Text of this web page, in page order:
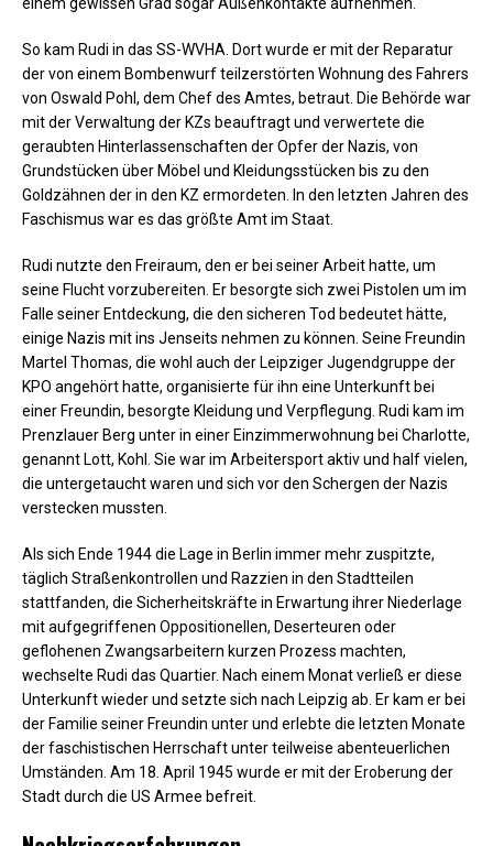
einem gewissen Grad sogar Außenkontakte aufnehmen.
So kam Rudi in das SS-WVHA. Dort wurde er mit der Reparatur
der von einem Bombenwurf teilzerstörten Wohnung des Fahrers
von Oswald Pohl, dem Chef des Amtes, betraut. Die Behörde war
mit der Verwaltung der KZs beauftragt und verwertete die
geraubten Hinterlassenschaften der Opfer der Nazis, von
Grundstücken über Möbel und Kleidungsstücken bis zu den
Goldzähnen der in den KZ ermordeten. In den letzten Jahren des
Faschismus war es das größte Amt im Staat.
Rudi nutzte den Freiraum, den er bei seiner Arbeit hatte, um
seine Flucht vorzubereiten. Er besorgte sich zwei Pistolen um im
Falle seiner Entdeckung, die den sicheren Tod bedeutet hätte,
einige Nazis mit ins Jenseits nehmen zu können. Seine Freundin
Martel Thomas, die wohl auch der Leipziger Jugendgruppe der
KPO angehört hatte, organisierte für ihn eine Unterkunft bei
einer Freundin, besorgte Kleidung und Verpflegung. Rudi kam im
Prenzlauer Berg unter in einer Einzimmerwohnung bei Charlotte,
genannt Lott, Kohl. Sie war im Arbeitersport aktiv und half vielen,
die untergetaucht waren und sich vor den Schergen der Nazis
verstecken mussten.
Als sich Ende 1944 die Lage in Berlin immer mehr zuspitzte,
täglich Straßenkontrollen und Razzien in den Stadtteilen
stattfanden, die Sicherheitskräfte in Erwartung ihrer Niederlage
mit aufgegriffenen Oppositionellen, Deserteuren oder
geflohenen Zwangsarbeitern kurzen Prozess machten,
wechselte Rudi das Quartier. Nach einem Monat verließ er diese
Unterkunft wieder und setzte sich nach Leipzig ab. Er kam er bei
der Familie seiner Freundin unter und erlebte die letzten Monate
der faschistischen Herrschaft unter teilweise abenteuerlichen
Umständen. Am 18. April 1945 wurde er mit der Eroberung der
Stadt durch die US Armee befreit.